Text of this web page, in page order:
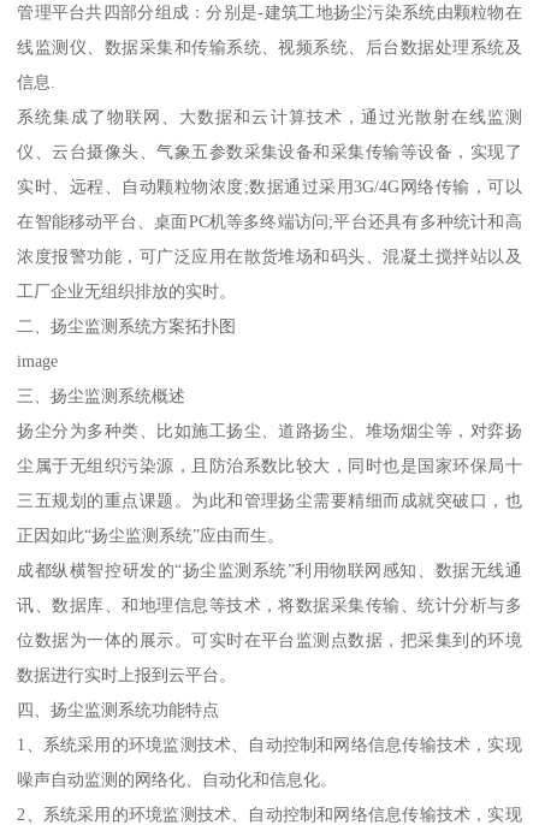
管理平台共四部分组成：分别是-建筑工地扬尘污染系统由颗粒物在
线监测仪、数据采集和传输系统、视频系统、后台数据处理系统及
信息.
系统集成了物联网、大数据和云计算技术，通过光散射在线监测
仪、云台摄像头、气象五参数采集设备和采集传输等设备，实现了
实时、远程、自动颗粒物浓度;数据通过采用3G/4G网络传输，可以
在智能移动平台、桌面PC机等多终端访问;平台还具有多种统计和高
浓度报警功能，可广泛应用在散货堆场和码头、混凝土搅拌站以及
工厂企业无组织排放的实时。
二、扬尘监测系统方案拓扑图
image
三、扬尘监测系统概述
扬尘分为多种类、比如施工扬尘、道路扬尘、堆场烟尘等，对弈扬
尘属于无组织污染源，且防治系数比较大，同时也是国家环保局十
三五规划的重点课题。为此和管理扬尘需要精细而成就突破口，也
正因如此“扬尘监测系统”应由而生。
成都纵横智控研发的“扬尘监测系统”利用物联网感知、数据无线通
讯、数据库、和地理信息等技术，将数据采集传输、统计分析与多
位数据为一体的展示。可实时在平台监测点数据，把采集到的环境
数据进行实时上报到云平台。
四、扬尘监测系统功能特点
1、系统采用的环境监测技术、自动控制和网络信息传输技术，实现
噪声自动监测的网络化、自动化和信息化。
2、系统采用的环境监测技术、自动控制和网络信息传输技术，实现